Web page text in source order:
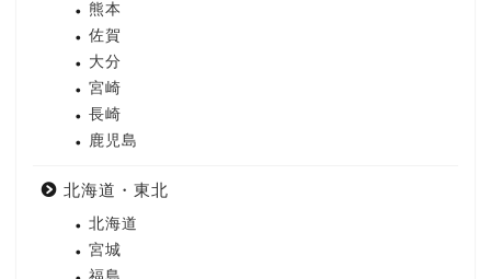
熊本
佐賀
大分
宮崎
長崎
鹿児島
北海道・東北
北海道
宮城